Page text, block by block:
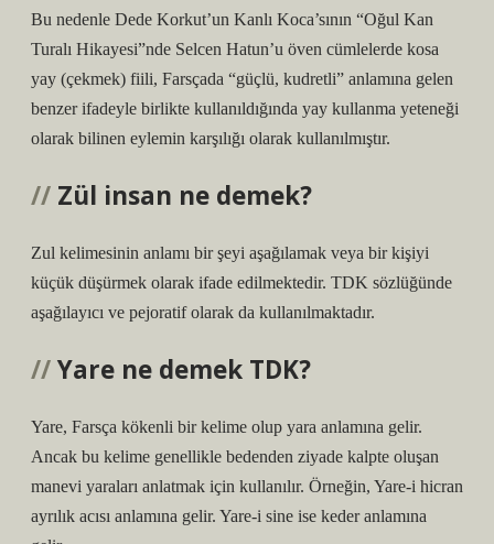
Bu nedenle Dede Korkut’un Kanlı Koca’sının “Oğul Kan
Turalı Hikayesi”nde Selcen Hatun’u öven cümlelerde kosa
yay (çekmek) fiili, Farsçada “güçlü, kudretli” anlamına gelen
benzer ifadeyle birlikte kullanıldığında yay kullanma yeteneği
olarak bilinen eylemin karşılığı olarak kullanılmıştır.
Zül insan ne demek?
Zul kelimesinin anlamı bir şeyi aşağılamak veya bir kişiyi
küçük düşürmek olarak ifade edilmektedir. TDK sözlüğünde
aşağılayıcı ve pejoratif olarak da kullanılmaktadır.
Yare ne demek TDK?
Yare, Farsça kökenli bir kelime olup yara anlamına gelir.
Ancak bu kelime genellikle bedenden ziyade kalpte oluşan
manevi yaraları anlatmak için kullanılır. Örneğin, Yare-i hicran
ayrılık acısı anlamına gelir. Yare-i sine ise keder anlamına